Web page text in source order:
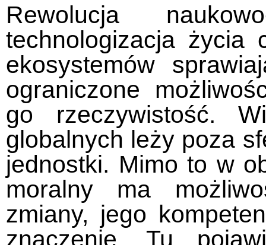
Rewolucja
technologizacja życia
ekosystemów
ograniczone
go rzeczywistość.
globalnych leży poza
jednostki. Mimo to w
moralny ma
zmiany, jego
znaczenie. Tu